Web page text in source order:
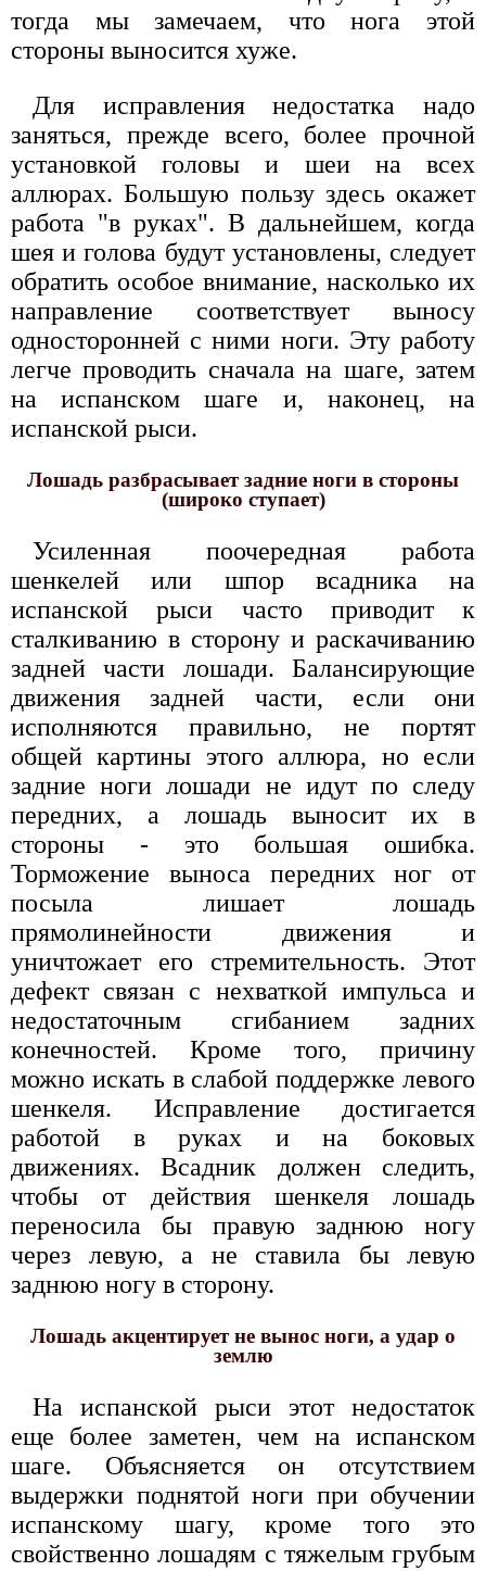
тогда мы замечаем, что нога этой
стороны выносится хуже.
Для исправления недостатка надо
заняться, прежде всего, более прочной
установкой головы и шеи на всех
аллюрах. Большую пользу здесь окажет
работа "в руках". В дальнейшем, когда
шея и голова будут установлены, следует
обратить особое внимание, насколько их
направление соответствует выносу
односторонней с ними ноги. Эту работу
легче проводить сначала на шаге, затем
на испанском шаге и, наконец, на
испанской рыси.
Лошадь разбрасывает задние ноги в стороны
(широко ступает)
Усиленная поочередная работа
шенкелей или шпор всадника на
испанской рыси часто приводит к
сталкиванию в сторону и раскачиванию
задней части лошади. Балансирующие
движения задней части, если они
исполняются правильно, не портят
общей картины этого аллюра, но если
задние ноги лошади не идут по следу
передних, а лошадь выносит их в
стороны - это большая ошибка.
Торможение выноса передних ног от
посыла лишает лошадь
прямолинейности движения и
уничтожает его стремительность. Этот
дефект связан с нехваткой импульса и
недостаточным сгибанием задних
конечностей. Кроме того, причину
можно искать в слабой поддержке левого
шенкеля. Исправление достигается
работой в руках и на боковых
движениях. Всадник должен следить,
чтобы от действия шенкеля лошадь
переносила бы правую заднюю ногу
через левую, а не ставила бы левую
заднюю ногу в сторону.
Лошадь акцентирует не вынос ноги, а удар о
землю
На испанской рыси этот недостаток
еще более заметен, чем на испанском
шаге. Объясняется он отсутствием
выдержки поднятой ноги при обучении
испанскому шагу, кроме того это
свойственно лошадям с тяжелым грубым